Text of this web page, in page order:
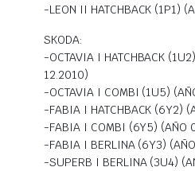
-LEON II HATCHBACK (1P1)
SKODA:
-OCTAVIA I HATCHBACK
12.2010)
-OCTAVIA I COMBI (1U5)
-FABIA I HATCHBACK (6Y2)
-FABIA I COMBI (6Y5) (AÑO
-FABIA I BERLINA (6Y3)
-SUPERB I BERLINA (3U4)